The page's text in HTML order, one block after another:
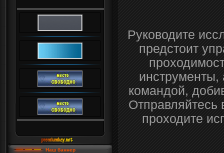
Наш баннер
Руководите
предстоит
инструменты,
командой,
Отправляйтесь
проходите